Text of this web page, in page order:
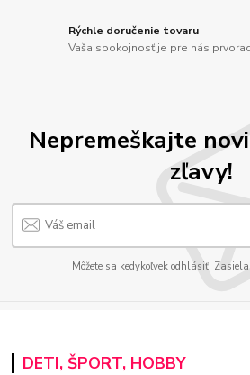
Rýchle doručenie tovaru
Vaša spokojnosť je pre nás
Nepremeškajte
zľavy!
Môžete sa kedykoľvek odhlásiť.
DETI, ŠPORT, HOBBY